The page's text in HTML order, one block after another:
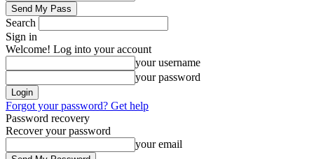
Search
Sign in
Welcome! Log into your account
your username
your password
Forgot your password? Get help
Password recovery
Recover your password
your email